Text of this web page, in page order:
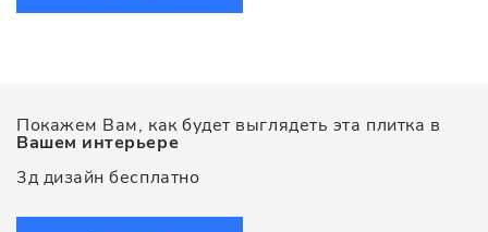
Покажем Вам, как будет выглядеть эта плитка в
Вашем интерьере
3д дизайн бесплатно